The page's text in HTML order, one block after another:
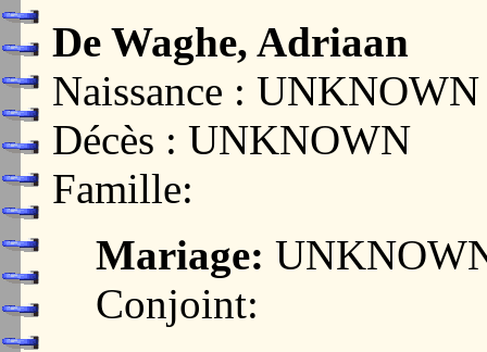
De Waghe, Adriaan
Naissance : UNKNOWN
Décès : UNKNOWN
Famille:
Mariage:
Conjoint: